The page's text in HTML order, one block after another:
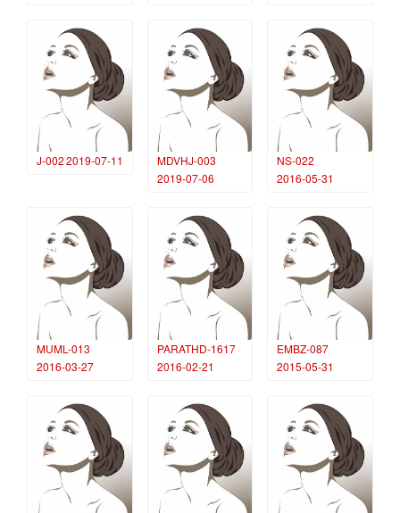
J-0022019-07-11
MDVHJ-003
2019-07-06
NS-022
2016-05-31
MUML-013
2016-03-27
PARATHD-1617
2016-02-21
EMBZ-087
2015-05-31